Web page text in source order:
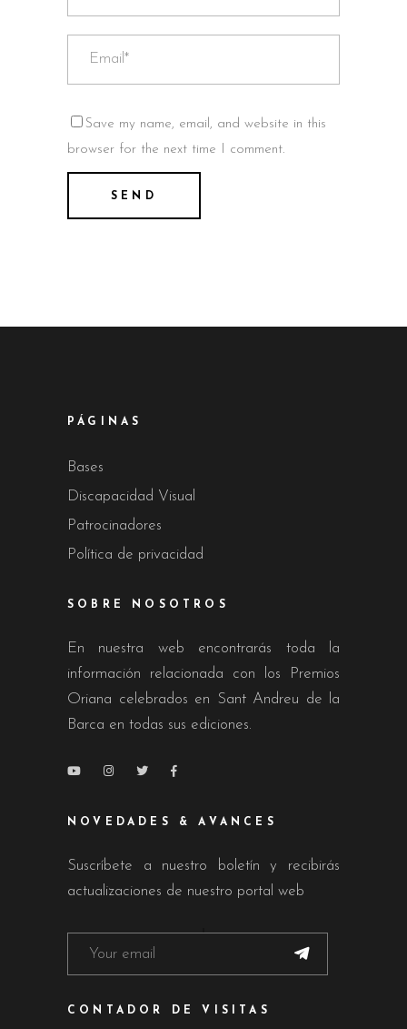
Save my name, email, and website in this
browser for the next time I comment.
PÁGINAS
Bases
Discapacidad Visual
Patrocinadores
Política de privacidad
SOBRE NOSOTROS
En nuestra web encontrarás toda la
información relacionada con los Premios
Oriana celebrados en Sant Andreu de la
Barca en todas sus ediciones.
NOVEDADES & AVANCES
Suscríbete a nuestro boletín y recibirás
actualizaciones de nuestro portal web
CONTADOR DE VISITAS